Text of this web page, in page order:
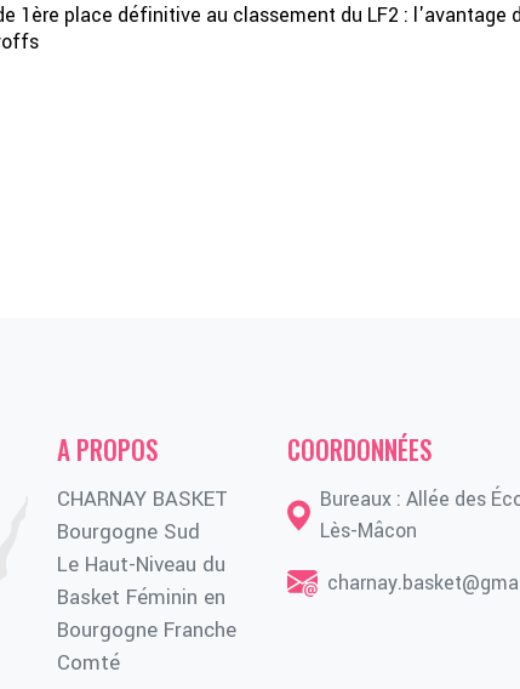
1ère place définitive au classement du LF2 : l'avantage
A PROPOS
CHARNAY BASKET
Bourgogne Sud
Le Haut-Niveau du
Basket Féminin en
Bourgogne Franche
Comté
COORDONNÉES
Bureaux : Allée des
Lès-Mâcon